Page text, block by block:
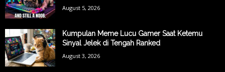
August 5, 2026
Kumpulan Meme Lucu Gamer Saat Ketemu
Sinyal Jelek di Tengah Ranked
August 3, 2026